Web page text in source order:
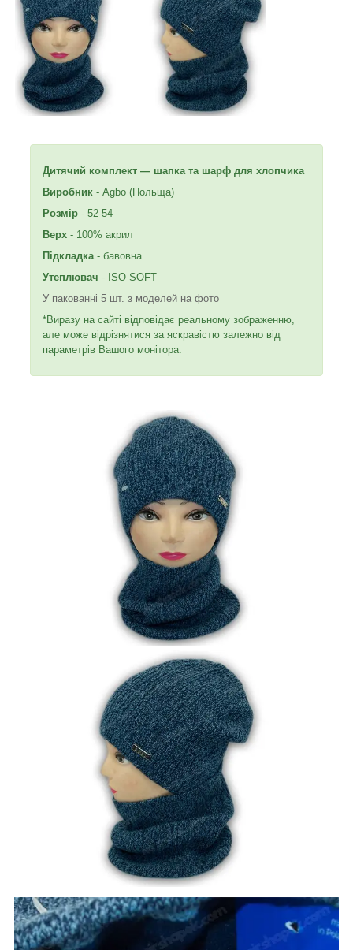
Дитячий комплект — шапка та шарф для хлопчика
Виробник - Agbo (Польща)
Розмір - 52-54
Верх - 100% акрил
Підкладка - бавовна
Утеплювач - ISO SOFT
У пакованні 5 шт. з моделей на фото
*Виразу на сайті відповідає реальному зображенню,
але може відрізнятися за яскравістю залежно від
параметрів Вашого монітора.